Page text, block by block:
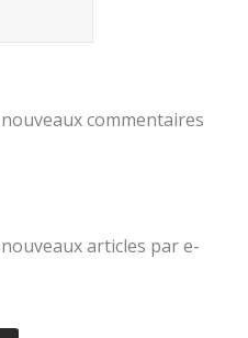
commentaires
articles par e-